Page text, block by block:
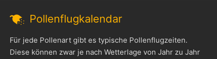
Pollenflugkalendar
Für jede Pollenart gibt es typische Pollenflugzeiten.
Diese können zwar je nach Wetterlage von Jahr zu Jahr